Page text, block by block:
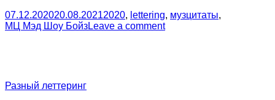
ролевика”
07.12.202020.08.20212020, lettering, музцитаты,
МЦ Мэд Шоу БойзLeave a comment
Разный леттеринг